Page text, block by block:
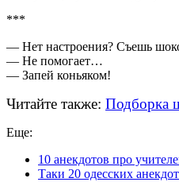
***
— Нет настроения? Съешь
— Не помогает…
— Запей коньяком!
Читайте также: Подборка
Еще:
10 анекдотов про
Таки 20 одесских